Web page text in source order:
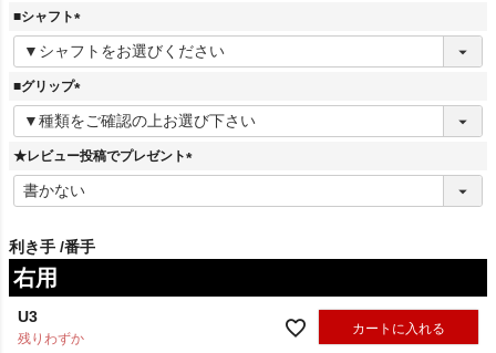
■シャフト
(
必
須
)
■グリップ
(
必
須
)
★レビュー投稿でプレゼント
必
利き手 番手
右用
U3
残りわずか
カートに入れる